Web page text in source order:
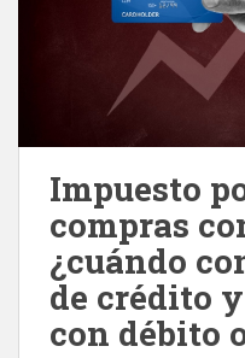
Impuesto
compras
¿cuándo
de crédito
con débito